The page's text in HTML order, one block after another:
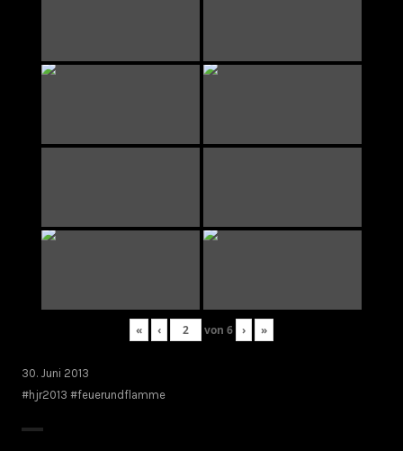
« ‹ von 6 › »
30. Juni 2013
#hjr2013 #feuerundflamme